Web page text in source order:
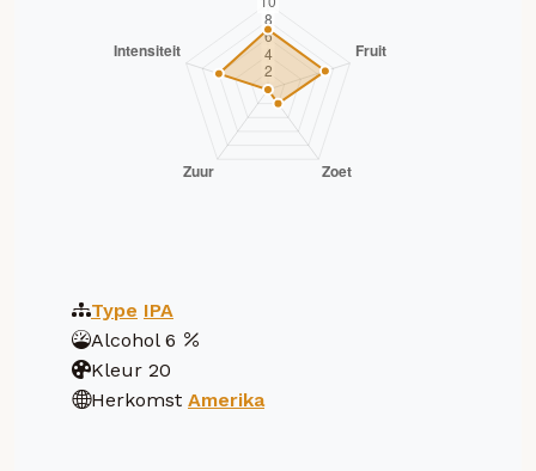
Type IPA
Alcohol 6
Kleur 20
Herkomst Amerika